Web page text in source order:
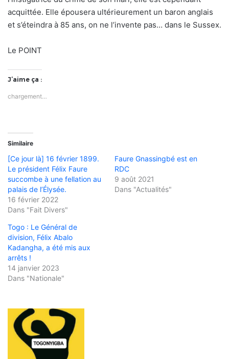
acquittée. Elle épousera ultérieurement un baron anglais
et s’éteindra à 85 ans, on ne l’invente pas… dans le Sussex.
Le POINT
J’aime ça :
chargement…
Similaire
[Ce jour là] 16 février 1899.
Le président Félix Faure
succombe à une fellation au
palais de l’Élysée.
16 février 2022
Dans "Fait Divers"
Faure Gnassingbé est en
RDC
9 août 2021
Dans "Actualités"
Togo : Le Général de
division, Félix Abalo
Kadangha, a été mis aux
arrêts !
14 janvier 2023
Dans "Nationale"